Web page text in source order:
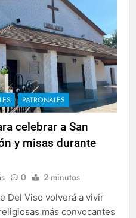
PATRONALES
celebrar a San
y misas durante
0 2 minutos
Del Viso volverá a vivir
más convocantes